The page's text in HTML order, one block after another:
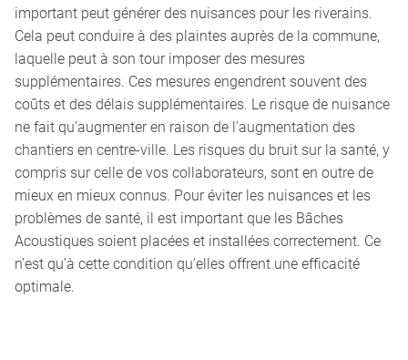
important peut générer des nuisances pour les riverains.
Cela peut conduire à des plaintes auprès de la commune,
laquelle peut à son tour imposer des mesures
supplémentaires. Ces mesures engendrent souvent des
coûts et des délais supplémentaires. Le risque de nuisance
ne fait qu’augmenter en raison de l’augmentation des
chantiers en centre-ville. Les risques du bruit sur la santé, y
compris sur celle de vos collaborateurs, sont en outre de
mieux en mieux connus. Pour éviter les nuisances et les
problèmes de santé, il est important que les Bâches
Acoustiques soient placées et installées correctement. Ce
n’est qu’à cette condition qu’elles offrent une efficacité
optimale.